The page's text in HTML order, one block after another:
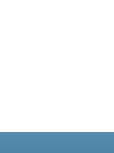
率影响，以及在合同中加入